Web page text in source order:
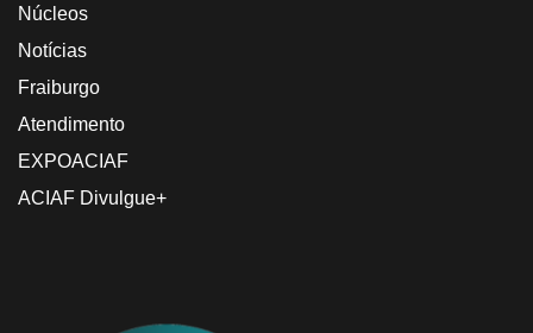
Núcleos
Notícias
Fraiburgo
Atendimento
EXPOACIAF
ACIAF Divulgue+